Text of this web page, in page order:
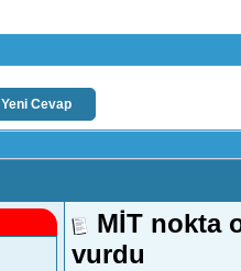
Yeni Cevap
MİT nokta
vurdu